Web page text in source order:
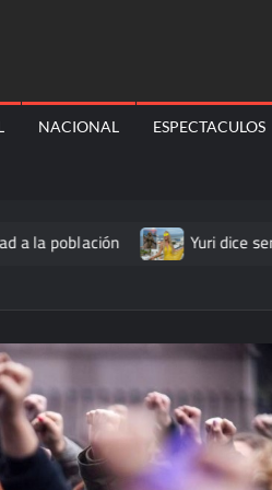
NACIONAL ESPECTACULOS
Yuri dice sentirse